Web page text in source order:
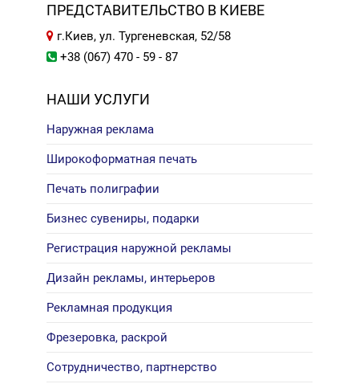
ПРЕДСТАВИТЕЛЬСТВО В КИЕВЕ
г.Киев, ул. Тургеневская, 52/58
+38 (067) 470 - 59 - 87
НАШИ УСЛУГИ
Наружная реклама
Широкоформатная печать
Печать полиграфии
Бизнес сувениры, подарки
Регистрация наружной рекламы
Дизайн рекламы, интерьеров
Рекламная продукция
Фрезеровка, раскрой
Сотрудничество, партнерство